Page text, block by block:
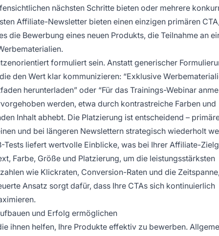
nächsten Schritte bieten oder mehrere
Affiliate-Newsletter bieten einen einzigen primären
die Bewerbung eines neuen Produkts, die Teilnahme an
formuliert sein. Anstatt generischer
den Wert klar kommunizieren: “Exklusive
herunterladen” oder “Für das Trainings-Webinar
werden, etwa durch kontrastreiche Farben und
Inhalt abhebt. Die Platzierung ist entscheidend –
und bei längeren Newslettern strategisch wiederholt
liefert wertvolle Einblicke, was bei Ihrer Affiliate-
Farbe, Größe und Platzierung, um die leistungsstärksten
wie Klickraten, Conversion-Raten und die
Ansatz sorgt dafür, dass Ihre CTAs sich kontinuierlich
und Erfolg ermöglichen
ihnen helfen, Ihre Produkte effektiv zu bewerben.